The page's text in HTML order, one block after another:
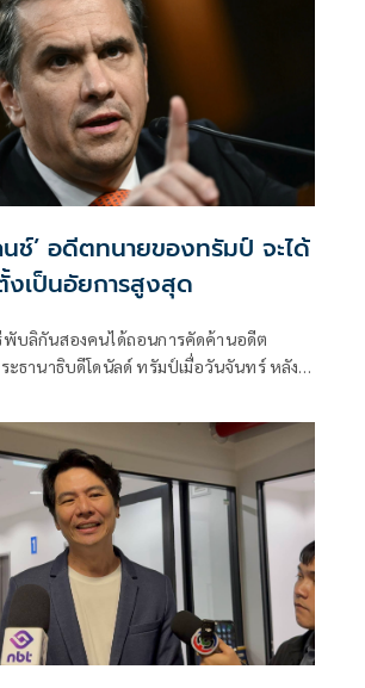
ช์’ อดีตทนายของทรัมป์ จะได้
เป็นอัยการสูงสุด
บลิกันสองคนได้ถอนการคัดค้านอดีต
ะธานาธิบดีโดนัลด์ ทรัมป์เมื่อวันจันทร์ หลัง
รตุลาการวุฒิสภามีกำหนดลงคะแนนเสียง
นอังคารนี้ ตามด้วยการลงคะแนนเสียงโดย
ยในสัปดาห์นี้